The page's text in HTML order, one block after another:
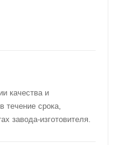
качества и
течение срока,
завода-изготовителя.